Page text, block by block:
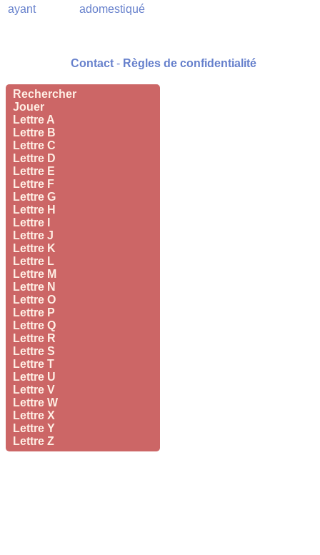
Rechercher
Jouer
Lettre A
Lettre B
Lettre C
Lettre D
Lettre E
Lettre F
Lettre G
Lettre H
Lettre I
Lettre J
Lettre K
Lettre L
Lettre M
Lettre N
Lettre O
Lettre P
Lettre Q
Lettre R
Lettre S
Lettre T
Lettre U
Lettre V
Lettre W
Lettre X
Lettre Y
Lettre Z
ayant
adomestiqué
Contact - Règles de confidentialité